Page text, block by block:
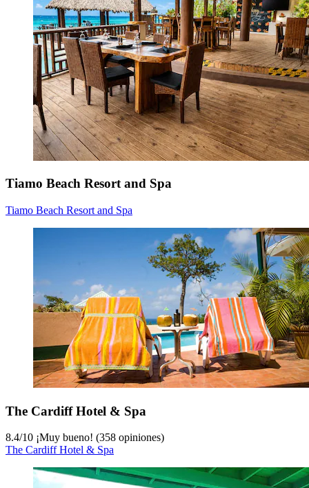
Tiamo Beach Resort and Spa
Tiamo Beach Resort and Spa
The Cardiff Hotel & Spa
8.4/10 ¡Muy bueno! (358 opiniones)
The Cardiff Hotel & Spa